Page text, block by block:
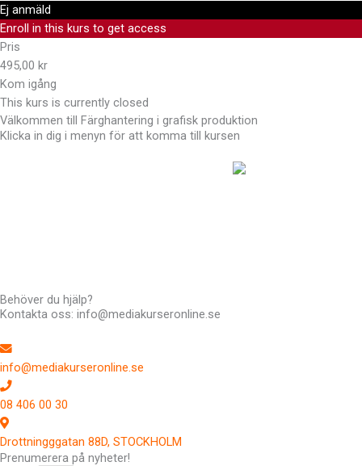
Ej anmäld
Enroll in this kurs to get access
Pris
495,00 kr
Kom igång
This kurs is currently closed
Välkommen till Färghantering i grafisk produktion
Klicka in dig i menyn för att komma till kursen
Behöver du hjälp?
Kontakta oss: info@mediakurseronline.se
info@mediakurseronline.se
08 406 00 30
Drottningggatan 88D, STOCKHOLM
Prenumerera på nyheter!